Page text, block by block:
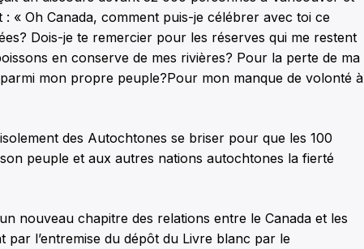
: « Oh Canada, comment puis-je célébrer avec toi ce
Dois-je te remercier pour les réserves qui me restent
en conserve de mes rivières? Pour la perte de ma
mon propre peuple?Pour mon manque de volonté à
des Autochtones se briser pour que les 100
peuple et aux autres nations autochtones la fierté
nouveau chapitre des relations entre le Canada et les
par l’entremise du dépôt du Livre blanc par le